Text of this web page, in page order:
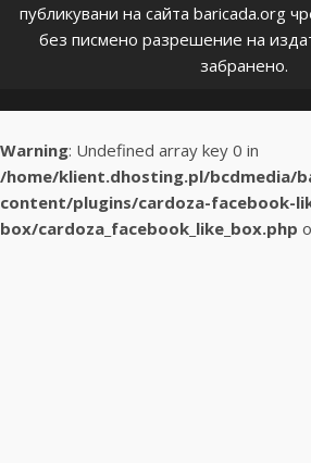
публикувани на сайта baricada.org
без писмено разрешение на
забранено.
Warning: Undefined array key 0 in
/home/klient.dhosting.pl/bcdmedia/
content/plugins/cardoza-facebook-
box/cardoza_facebook_like_box.php